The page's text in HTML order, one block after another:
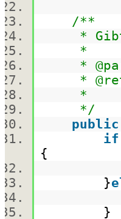
/**
* Gibt
*
*
*
*
*/
public
if
{
}
}